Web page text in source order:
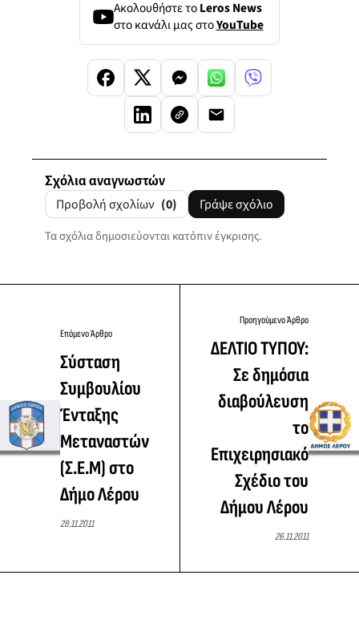
Ακολουθήστε τοLeros News
στο κανάλι μας στοYouTube
Σχόλια αναγνωστών
Προβολή σχολίων (0) Γράψε σχόλιο
Τα σχόλια δημοσιεύονται κατόπιν έγκρισης.
Επόμενο Άρθρο
Σύσταση
Συμβουλίου
Ένταξης
Μεταναστών
(Σ.Ε.Μ) στο
Δήμο Λέρου
28.11.2011
Προηγούμενο Άρθρο
ΔΕΛΤΙΟ ΤΥΠΟΥ:
Σε δημόσια
διαβούλευση
το
Επιχειρησιακό
Σχέδιο του
Δήμου Λέρου
26.11.2011